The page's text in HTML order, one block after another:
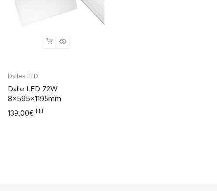
Dalles LED
Dalle LED 72W
8x595x1195mm
139,00€ HT